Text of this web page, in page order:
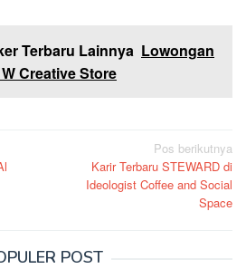
Terbaru Lainnya Lowongan
Creative Store
Pos berikutnya
Karir Terbaru STEWARD di
Ideologist Coffee and Social
Space
POST